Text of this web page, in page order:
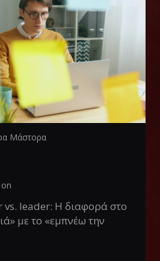
Μάστορα
vs. leader: Η διαφορά στο
με το «εμπνέω την